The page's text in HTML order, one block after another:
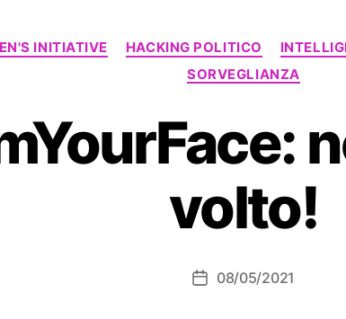
Categorie
INITIATIVE HACKING POLITICO
SORVEGLIANZA
volto!
Data08/05/2021